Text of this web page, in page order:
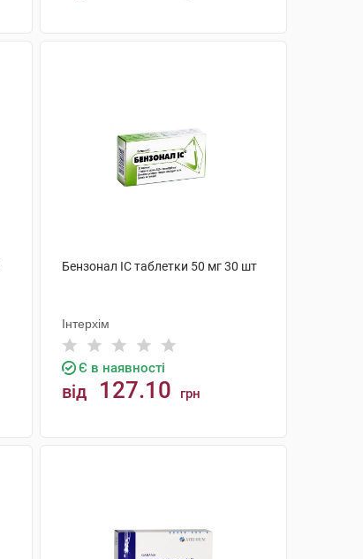
Бензонал IC таблетки 50 мг 30 шт
Інтерхім
Є в наявності
від 127.10 грн